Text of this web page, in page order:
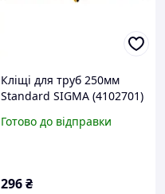
Кліщі для труб 250мм
Standard SIGMA (4102701)
Готово до відправки
296₴